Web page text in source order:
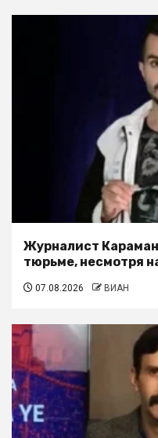
Журналист
тюрьме, несмотря
07.08.2026 ВИАН